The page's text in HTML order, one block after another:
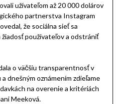
užívateľom až 20 000 dolárov
partnerstva Instagram
že sociálna sieť sa
používateľov a odstrániť
o väčšiu transparentnosť v
dnešným oznámením zdieľame
na overenie a kritériách
Meeková.